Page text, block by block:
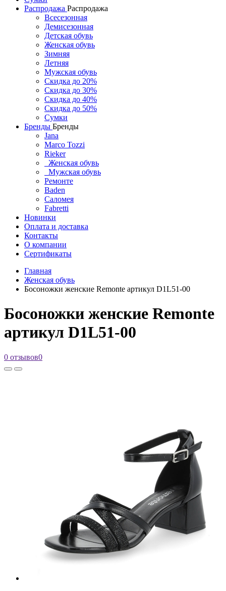
Распродажа Распродажа
Всесезонная
Демисезонная
Детская обувь
Женская обувь
Зимняя
Летняя
Мужская обувь
Скидка до 20%
Скидка до 30%
Скидка до 40%
Скидка до 50%
Сумки
Бренды Бренды
Jana
Marco Tozzi
Rieker
Женская обувь
Мужская обувь
Ремонте
Baden
Саломея
Fabretti
Новинки
Оплата и доставка
Контакты
О компании
Сертификаты
Главная
Женская обувь
Босоножки женские Remonte артикул D1L51-00
Босоножки женские Remonte
артикул D1L51-00
0 отзывов0